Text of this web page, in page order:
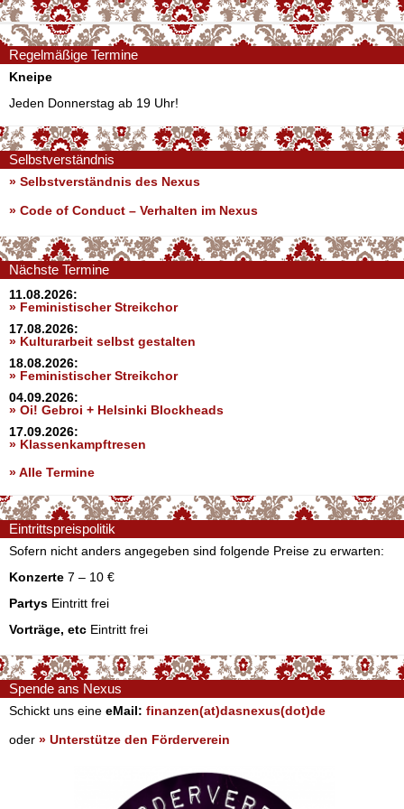
Regelmäßige Termine
Kneipe
Jeden Donnerstag ab 19 Uhr!
Selbstverständnis
» Selbstverständnis des Nexus
» Code of Conduct – Verhalten im Nexus
Nächste Termine
11.08.2026:
» Feministischer Streikchor
17.08.2026:
» Kulturarbeit selbst gestalten
18.08.2026:
» Feministischer Streikchor
04.09.2026:
» Oi! Gebroi + Helsinki Blockheads
17.09.2026:
» Klassenkampftresen
» Alle Termine
Eintrittspreispolitik
Sofern nicht anders angegeben sind folgende Preise zu erwarten:
Konzerte 7 – 10 €
Partys Eintritt frei
Vorträge, etc Eintritt frei
Spende ans Nexus
Schickt uns eine eMail: finanzen(at)dasnexus(dot)de
oder » Unterstütze den Förderverein